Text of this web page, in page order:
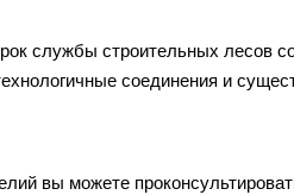
службы строительных лесов
соединения и
вы можете